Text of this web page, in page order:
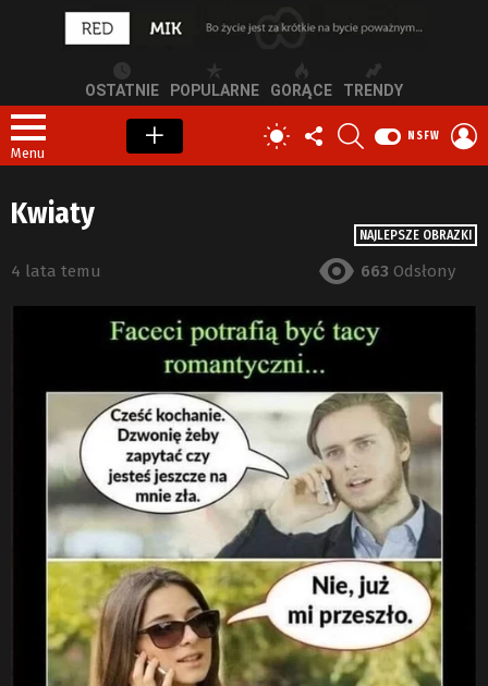
OSTATNIE POPULARNE GORĄCE TRENDY
Menu
PRZEŁĄCZ
SKÓRKĘ
OBSERWUJ
NAS
NSFW
NAJLEPSZE OBRAZKI
Kwiaty
4 lata temu 663 Odsłony